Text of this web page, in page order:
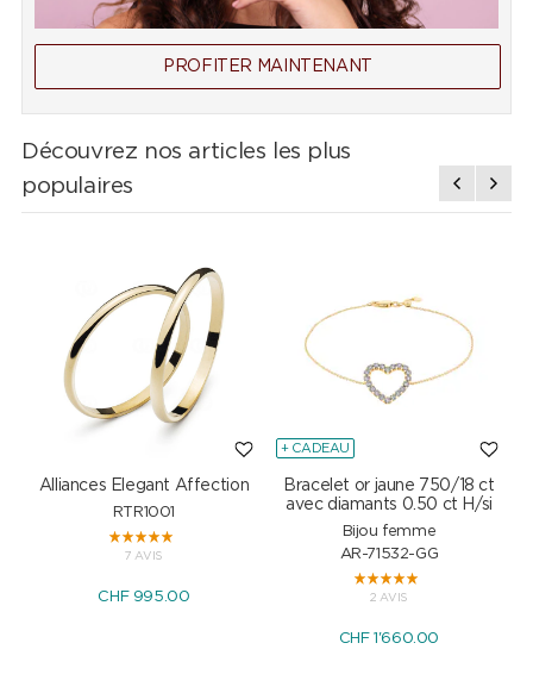
PROFITER MAINTENANT
Découvrez nos articles les plus
populaires
Alliances Elegant Affection
RTR1001
7 AVIS
CHF 995.00
+ CADEAU
Bracelet or jaune 750/18 ct
avec diamants 0.50 ct H/si
Bijou femme
AR-71532-GG
2 AVIS
CHF 1'660.00